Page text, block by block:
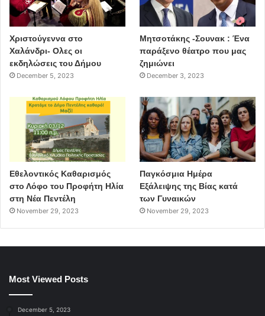
Χριστούγεννα στο
Χαλάνδρι- Ολες οι
εκδηλώσεις του Δήμου
December 5, 2023
Μητσοτάκης -Σουνακ : Ένα
παράξενο θέατρο που μας
ζημιώνει
December 3, 2023
Εθελοντικός Καθαρισμός
στο Λόφο του Προφήτη Ηλία
στη Νέα Πεντέλη
November 29, 2023
Παγκόσμια Ημέρα
Εξάλειψης της Βίας κατά
των Γυναικών
November 29, 2023
Most Viewed Posts
December 5, 2023